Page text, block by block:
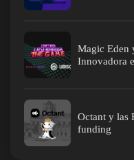
Magic Eden
Innovadora
Octant y las
funding